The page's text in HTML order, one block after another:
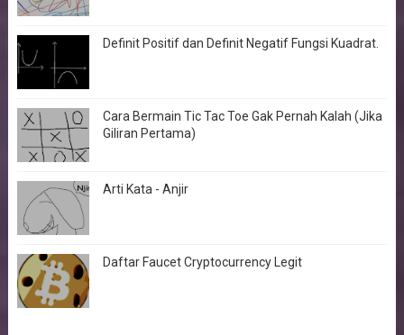
Definit Positif dan Definit Negatif Fungsi Kuadrat.
Cara Bermain Tic Tac Toe Gak Pernah Kalah (Jika
Giliran Pertama)
Arti Kata - Anjir
Daftar Faucet Cryptocurrency Legit